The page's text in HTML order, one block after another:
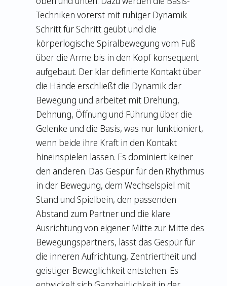
Techniken vorerst mit ruhiger Dynamik
Schritt für Schritt geübt und die
körperlogische Spiralbewegung vom Fuß
über die Arme bis in den Kopf konsequent
aufgebaut. Der klar definierte Kontakt über
die Hände erschließt die Dynamik der
Bewegung und arbeitet mit Drehung,
Dehnung, Öffnung und Führung über die
Gelenke und die Basis, was nur funktioniert,
wenn beide ihre Kraft in den Kontakt
hineinspielen lassen. Es dominiert keiner
den anderen. Das Gespür für den Rhythmus
in der Bewegung, dem Wechselspiel mit
Stand und Spielbein, den passenden
Abstand zum Partner und die klare
Ausrichtung von eigener Mitte zur Mitte des
Bewegungspartners, lässt das Gespür für
die inneren Aufrichtung, Zentriertheit und
geistiger Beweglichkeit entstehen. Es